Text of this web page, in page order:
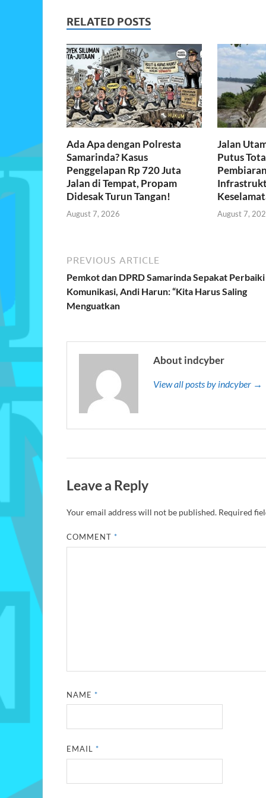
o
o
k
A
p
p
RELATED POSTS
Ada Apa dengan Polresta
Samarinda? Kasus
Penggelapan Rp 720 Juta
Jalan di Tempat, Propam
Didesak Turun Tangan!
August 7, 2026
Jalan
Putus
August 7,
PREVIOUS ARTICLE
Pemkot dan DPRD Samarinda Sepakat Perbaiki
Komunikasi, Andi Harun: “Kita Harus Saling
Menguatkan
About indcyber
View all posts by indcyber →
Leave a Reply
Your email address will not be published. Required
COMMENT*
NAME*
EMAIL*